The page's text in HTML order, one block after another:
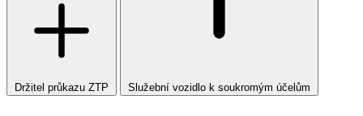
Držitel průkazu ZTP Služební vozidlo k soukromým účelům